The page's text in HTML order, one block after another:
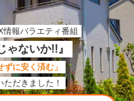
情報バラエティ番組
ゃないか!!』
ずに安く済む」
ただきました！